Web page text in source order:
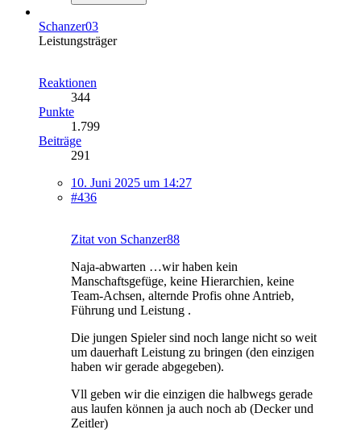
Schanzer03
Leistungsträger
Reaktionen
344
Punkte
1.799
Beiträge
291
10. Juni 2025 um 14:27
#436
Zitat von Schanzer88
Naja-abwarten …wir haben kein
Manschaftsgefüge, keine Hierarchien, keine
Team-Achsen, alternde Profis ohne Antrieb,
Führung und Leistung .
Die jungen Spieler sind noch lange nicht so weit
um dauerhaft Leistung zu bringen (den einzigen
haben wir gerade abgegeben).
Vll geben wir die einzigen die halbwegs gerade
aus laufen können ja auch noch ab (Decker und
Zeitler)